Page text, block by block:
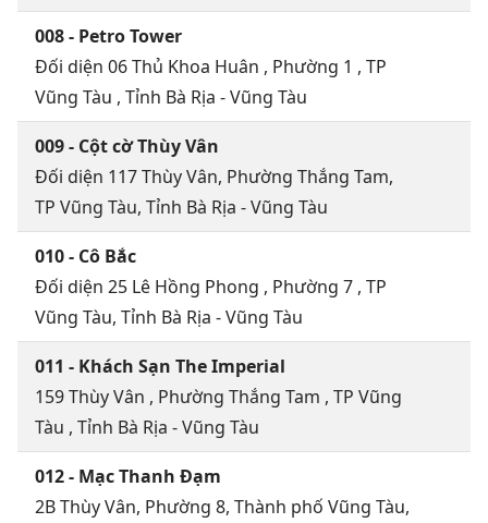
008 - Petro Tower
Đối diện 06 Thủ Khoa Huân , Phường 1 , TP
Vũng Tàu , Tỉnh Bà Rịa - Vũng Tàu
009 - Cột cờ Thùy Vân
Đối diện 117 Thùy Vân, Phường Thắng Tam,
TP Vũng Tàu, Tỉnh Bà Rịa - Vũng Tàu
010 - Cô Bắc
Đối diện 25 Lê Hồng Phong , Phường 7 , TP
Vũng Tàu, Tỉnh Bà Rịa - Vũng Tàu
011 - Khách Sạn The Imperial
159 Thùy Vân , Phường Thắng Tam , TP Vũng
Tàu , Tỉnh Bà Rịa - Vũng Tàu
012 - Mạc Thanh Đạm
2B Thùy Vân, Phường 8, Thành phố Vũng Tàu,